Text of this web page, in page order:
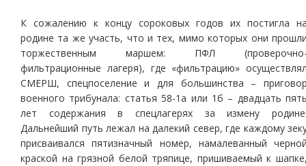
К сожалению к концу сороковых годов их постигла
родине та же участь, что и тех, мимо которых они
торжественным маршем: ПФЛ
фильтрационные лагеря), где «фильтрацию»
СМЕРШ, спецпоселение и для большинства –
военного трибунала: статья 58-1а или 1б – двадцать
лет содержания в спецлагерях за измену
Дальнейший путь лежал на далекий север, где каждому
присваивался пятизначный номер, намалеванный
краской на грязной белой тряпице, пришиваемый к